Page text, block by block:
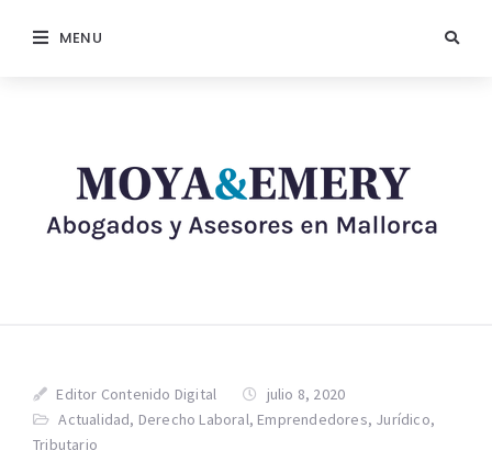
MENU
Editor Contenido Digital
julio 8, 2020
Actualidad, Derecho Laboral, Emprendedores, Jurídico,
Tributario